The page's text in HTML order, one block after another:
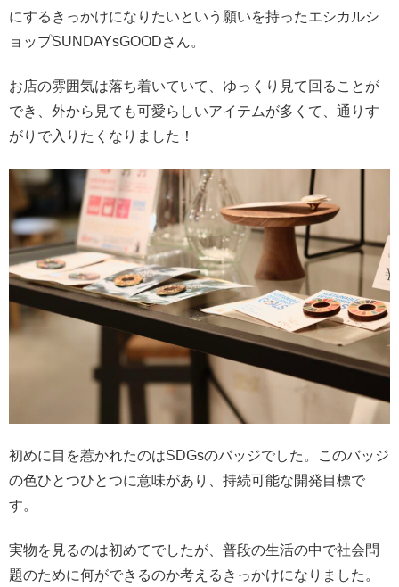
にするきっかけになりたいという願いを持ったエシカルシ
ョップSUNDAYsGOODさん。
お店の雰囲気は落ち着いていて、ゆっくり見て回ることが
でき、外から見ても可愛らしいアイテムが多くて、通りす
がりで入りたくなりました！
初めに目を惹かれたのはSDGsのバッジでした。このバッジ
の色ひとつひとつに意味があり、持続可能な開発目標で
す。
実物を見るのは初めてでしたが、普段の生活の中で社会問
題のために何ができるのか考えるきっかけになりました。